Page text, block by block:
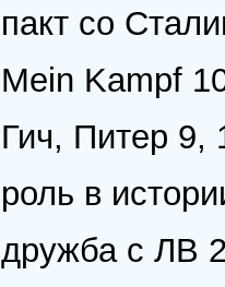
пакт со
Mein Kampf
Гич, Питер 9,
роль в
дружба с ЛВ